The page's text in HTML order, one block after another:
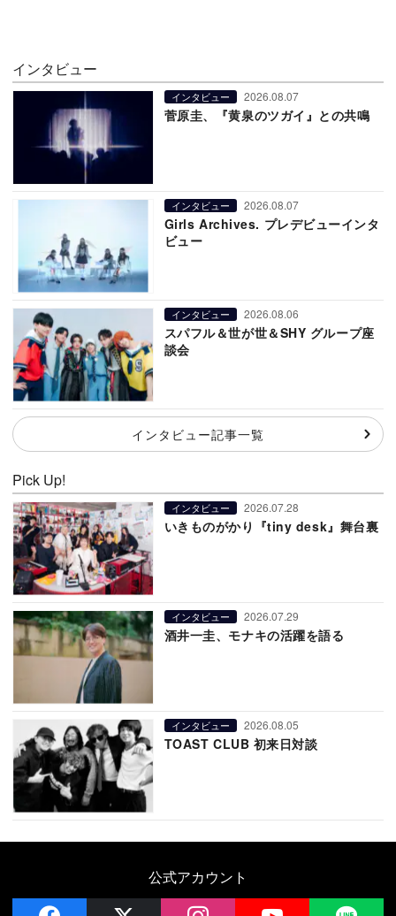
インタビュー
インタビュー 2026.08.07
菅原圭、『黄泉のツガイ』との共鳴
インタビュー 2026.08.07
Girls Archives. プレデビューインタ
ビュー
インタビュー 2026.08.06
スパフル＆世が世＆SHY グループ座
談会
インタビュー記事一覧
Pick Up!
インタビュー 2026.07.28
いきものがかり『tiny desk』舞台裏
インタビュー 2026.07.29
酒井一圭、モナキの活躍を語る
インタビュー 2026.08.05
TOAST CLUB 初来日対談
公式アカウント